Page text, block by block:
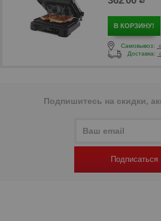
В КОРЗИНУ!
Самовывоз:
Доставка:
Подпишитесь на скидки,
Подписаться